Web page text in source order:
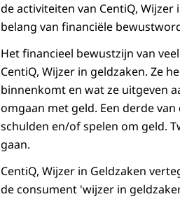
de activiteiten van CentiQ,
belang van financiële
Het financieel bewustzijn van
CentiQ, Wijzer in geldzaken. Ze
binnenkomt en wat ze uitgeven
omgaan met geld. Een derde
schulden en/of spelen om geld.
gaan.
CentiQ, Wijzer in Geldzaken
de consument 'wijzer in